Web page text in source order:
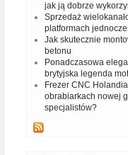
jak ją dobrze
Sprzedaż
platformach
Jak skutecznie
betonu
Ponadczasowa
brytyjska legenda
Frezer CNC
obrabiarkach nowej
specjalistów?